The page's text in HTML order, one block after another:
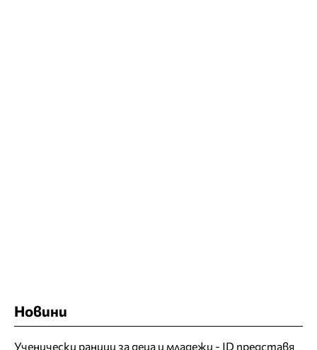
Новини
Ученически раници за деца и младежи - JD представя